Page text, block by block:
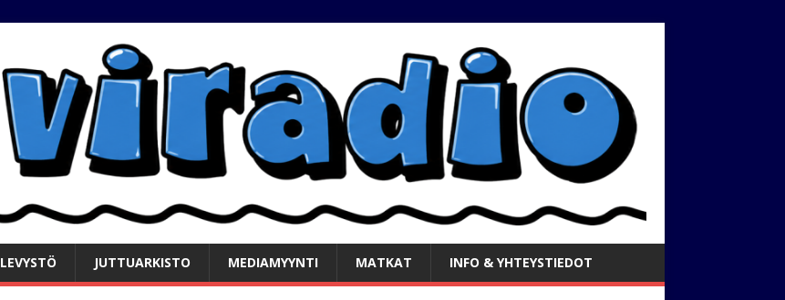
LEVYSTÖ JUTTUARKISTO MEDIAMYYNTI MATKAT INFO & YHTEYSTIEDOT